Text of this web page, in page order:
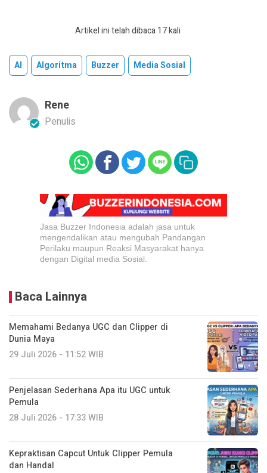
Artikel ini telah dibaca 17 kali
AI Algoritma Buzzer Media Sosial
Rene
Penulis
Jasa Buzzer Indonesia adalah jasa untuk
mengendalikan atau mengubah Pandangan
Perilaku maupun Reaksi Masyarakat hanya
dengan Digital media Sosial.
Baca Lainnya
Memahami Bedanya UGC dan Clipper di
Dunia Maya
29 Juli 2026 - 11:52 WIB
Penjelasan Sederhana Apa itu UGC untuk
Pemula
28 Juli 2026 - 17:33 WIB
Kepraktisan Capcut Untuk Clipper Pemula
dan Handal